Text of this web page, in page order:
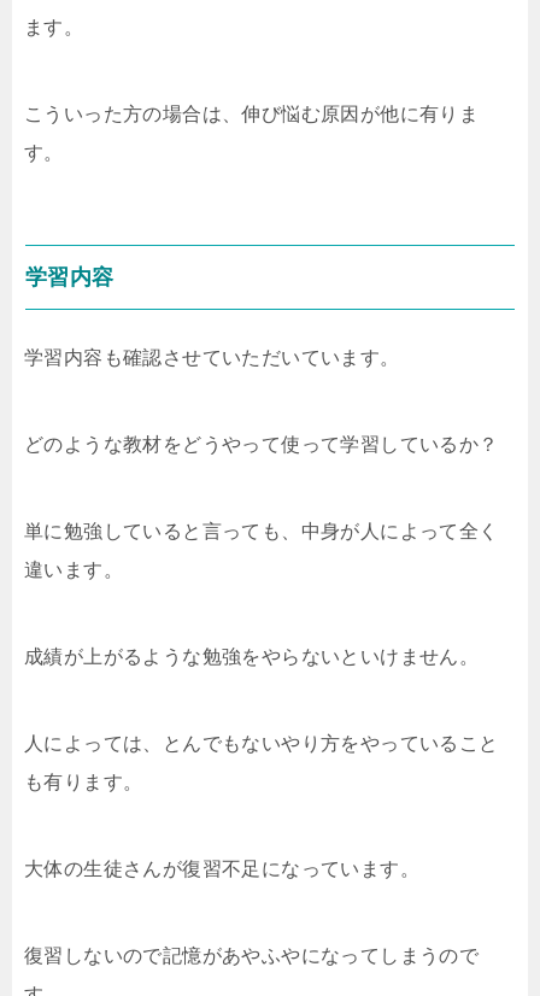
ます。
こういった方の場合は、伸び悩む原因が他に有りま
す。
学習内容
学習内容も確認させていただいています。
どのような教材をどうやって使って学習しているか？
単に勉強していると言っても、中身が人によって全く
違います。
成績が上がるような勉強をやらないといけません。
人によっては、とんでもないやり方をやっていること
も有ります。
大体の生徒さんが復習不足になっています。
復習しないので記憶があやふやになってしまうので